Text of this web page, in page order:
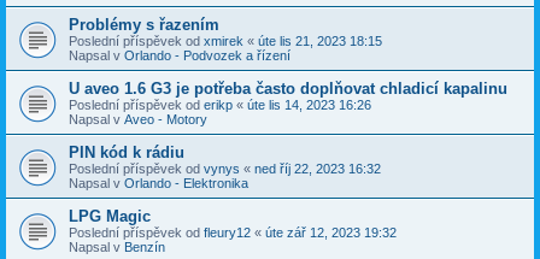
Problémy s řazením
Poslední příspěvek od xmirek « úte lis 21, 2023 18:15
Napsal v Orlando - Podvozek a řízení
U aveo 1.6 G3 je potřeba často doplňovat chladicí kapalinu
Poslední příspěvek od erikp « úte lis 14, 2023 16:26
Napsal v Aveo - Motory
PIN kód k rádiu
Poslední příspěvek od vynys « ned říj 22, 2023 16:32
Napsal v Orlando - Elektronika
LPG Magic
Poslední příspěvek od fleury12 « úte zář 12, 2023 19:32
Napsal v Benzín